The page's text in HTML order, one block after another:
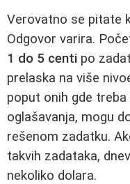
Verovatno se pitate
Odgovor varira.
1 do 5 centi po
prelaska na više
poput onih gde
oglašavanja, mogu
rešenom zadatku.
takvih zadataka,
nekoliko dolara.